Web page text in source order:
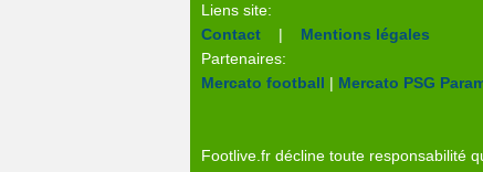
Liens site:
Contact | Mentions légales
Partenaires:
Mercato football | Mercato PSG
Footlive.fr décline toute responsabilité